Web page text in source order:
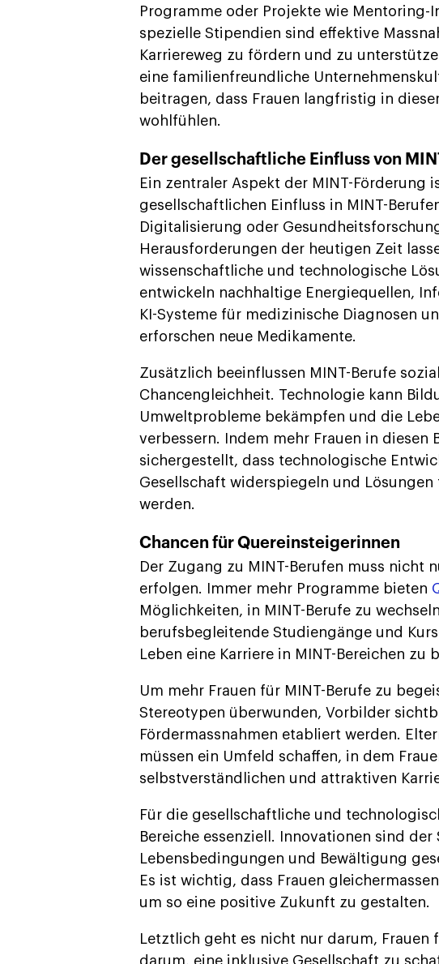
Programme oder Projekte wie Mentoring-
spezielle Stipendien sind effektive
Karriereweg zu fördern und zu
eine familienfreundliche
beitragen, dass Frauen langfristig in
wohlfühlen.
Der gesellschaftliche Einfluss von
Ein zentraler Aspekt der MINT-Förderung
gesellschaftlichen Einfluss in MINT-
Digitalisierung oder
Herausforderungen der heutigen Zeit
wissenschaftliche und technologische
entwickeln nachhaltige Energiequellen,
KI-Systeme für medizinische Diagnosen
erforschen neue Medikamente.
Zusätzlich beeinflussen MINT-Berufe
Chancengleichheit. Technologie kann
Umweltprobleme bekämpfen und die
verbessern. Indem mehr Frauen in diesen
sichergestellt, dass technologische
Gesellschaft widerspiegeln und Lösungen
werden.
Chancen für Quereinsteigerinnen
Der Zugang zu MINT-Berufen muss nicht
erfolgen. Immer mehr Programme bieten
Möglichkeiten, in MINT-Berufe zu
berufsbegleitende Studiengänge und
Leben eine Karriere in MINT-Bereichen zu
Um mehr Frauen für MINT-Berufe zu
Stereotypen überwunden, Vorbilder
Fördermassnahmen etabliert werden.
müssen ein Umfeld schaffen, in dem
selbstverständlichen und attraktiven
Für die gesellschaftliche und
Bereiche essenziell. Innovationen sind
Lebensbedingungen und Bewältigung
Es ist wichtig, dass Frauen
um so eine positive Zukunft zu gestalten.
Letztlich geht es nicht nur darum, Frauen
darum, eine inklusive Gesellschaft zu